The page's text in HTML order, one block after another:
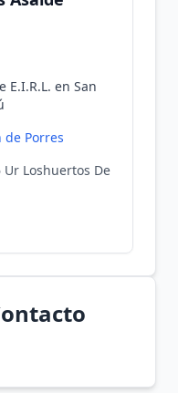
E.I.R.L. en San
Porres
Loshuertos De